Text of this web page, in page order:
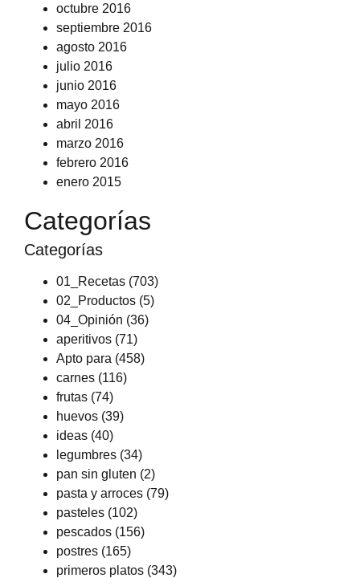
octubre 2016
septiembre 2016
agosto 2016
julio 2016
junio 2016
mayo 2016
abril 2016
marzo 2016
febrero 2016
enero 2015
Categorías
Categorías
01_Recetas (703)
02_Productos (5)
04_Opinión (36)
aperitivos (71)
Apto para (458)
carnes (116)
frutas (74)
huevos (39)
ideas (40)
legumbres (34)
pan sin gluten (2)
pasta y arroces (79)
pasteles (102)
pescados (156)
postres (165)
primeros platos (343)